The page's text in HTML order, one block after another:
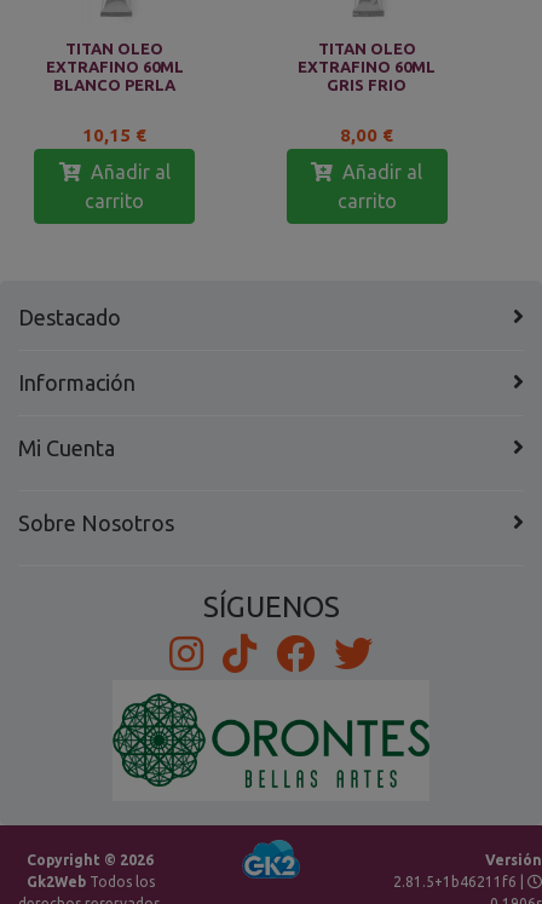
TITAN OLEO
EXTRAFINO 60ML
BLANCO PERLA
10,15 €
Añadir al
carrito
TITAN OLEO
EXTRAFINO 60ML
GRIS FRIO
8,00 €
Añadir al
carrito
Destacado
Información
Mi Cuenta
Sobre Nosotros
SÍGUENOS
Copyright © 2026
Gk2WebTodos los
Versión
2.81.5+1b46211f6 |